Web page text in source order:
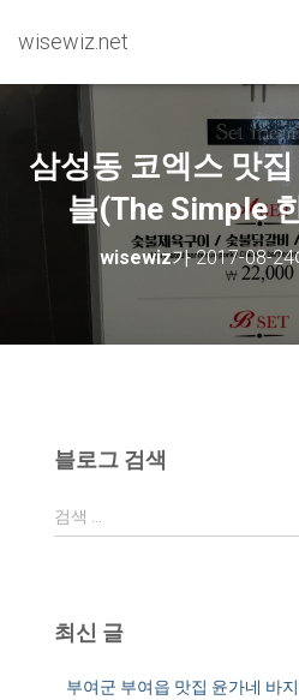
wisewiz.net
삼성동 코엑스 맛집
블(The Simple
wisewiz가2017-08-24
블로그 검색
검
색
검색 …
최신 글
부여군 부여읍 맛집 윤가네 바